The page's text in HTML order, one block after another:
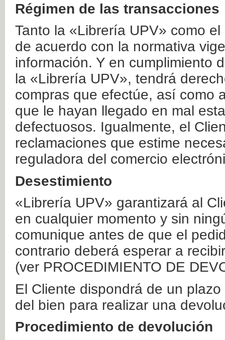
Régimen de las transacciones
Tanto la «Librería UPV» como
de acuerdo con la normativa
información. Y en cumplimiento
la «Librería UPV», tendrá
compras que efectúe, así como
que le hayan llegado en mal
defectuosos. Igualmente, el
reclamaciones que estime
reguladora del comercio
Desestimiento
«Librería UPV» garantizará al
en cualquier momento y sin
comunique antes de que el
contrario deberá esperar a
(ver PROCEDIMIENTO DE
El Cliente dispondrá de un
del bien para realizar una
Procedimiento de devolución